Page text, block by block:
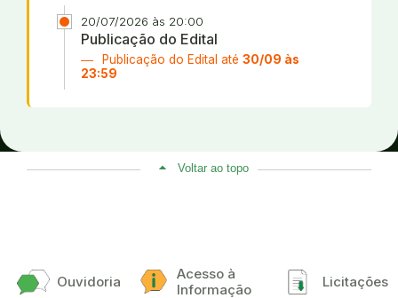
20/07/2026 às 20:00
Publicação do Edital
Publicação do Edital até 30/09 às
23:59
Voltar ao topo
Ouvidoria
Acesso à
Informação
Licitações